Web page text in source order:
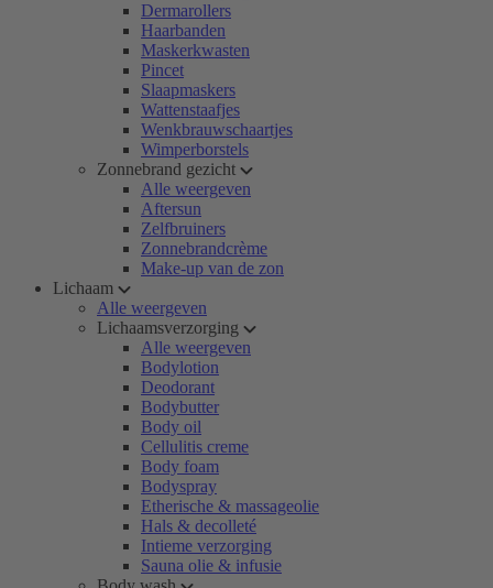
Dermarollers
Haarbanden
Maskerkwasten
Pincet
Slaapmaskers
Wattenstaafjes
Wenkbrauwschaartjes
Wimperborstels
Zonnebrand gezicht
Alle weergeven
Aftersun
Zelfbruiners
Zonnebrandcrème
Make-up van de zon
Lichaam
Alle weergeven
Lichaamsverzorging
Alle weergeven
Bodylotion
Deodorant
Bodybutter
Body oil
Cellulitis creme
Body foam
Bodyspray
Etherische & massageolie
Hals & decolleté
Intieme verzorging
Sauna olie & infusie